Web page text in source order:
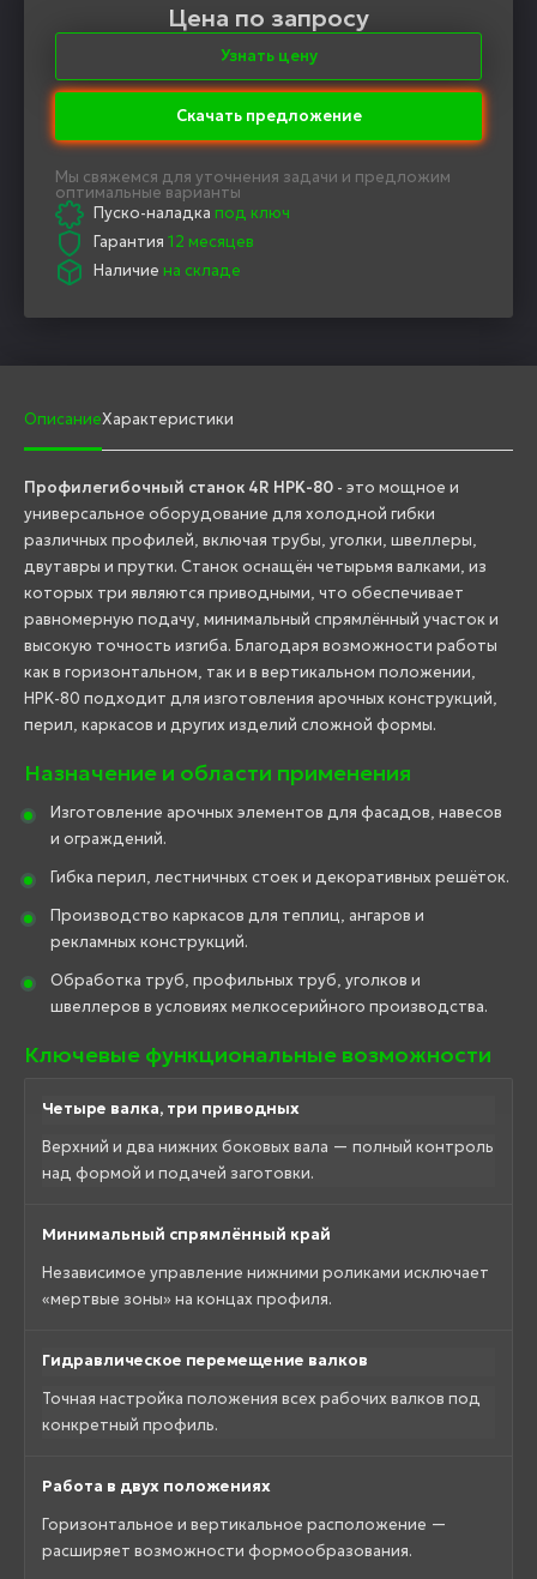
Цена по запросу
Узнать цену
Мы свяжемся для уточнения задачи и предложим
оптимальные варианты
Пуско-наладка под ключ
Гарантия 12 месяцев
Наличие на складе
ОписаниеХарактеристики
Профилегибочный станок 4R HPK-80 - это мощное и
универсальное оборудование для холодной гибки
различных профилей, включая трубы, уголки, швеллеры,
двутавры и прутки. Станок оснащён четырьмя валками, из
которых три являются приводными, что обеспечивает
равномерную подачу, минимальный спрямлённый участок и
высокую точность изгиба. Благодаря возможности работы
как в горизонтальном, так и в вертикальном положении,
HPK-80 подходит для изготовления арочных конструкций,
перил, каркасов и других изделий сложной формы.
Назначение и области применения
Изготовление арочных элементов для фасадов, навесов
и ограждений.
Гибка перил, лестничных стоек и декоративных решёток.
Производство каркасов для теплиц, ангаров и
рекламных конструкций.
Обработка труб, профильных труб, уголков и
швеллеров в условиях мелкосерийного производства.
Ключевые функциональные возможности
Четыре валка, три приводных
Верхний и два нижних боковых вала — полный контроль
над формой и подачей заготовки.
Минимальный спрямлённый край
Независимое управление нижними роликами исключает
«мертвые зоны» на концах профиля.
Гидравлическое перемещение валков
Точная настройка положения всех рабочих валков под
конкретный профиль.
Работа в двух положениях
Горизонтальное и вертикальное расположение —
расширяет возможности формообразования.